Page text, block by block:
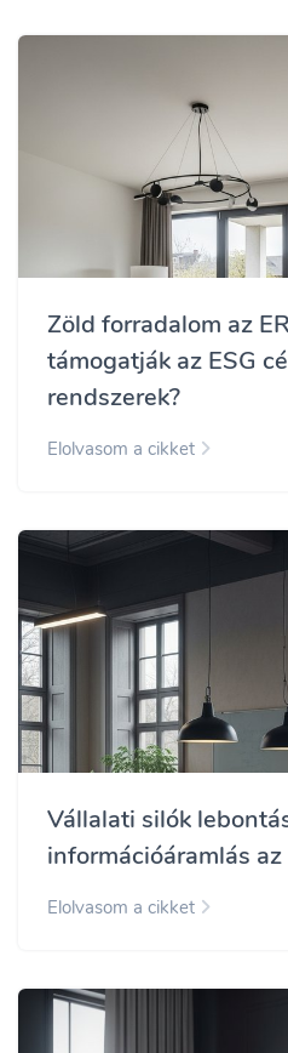
Zöld forradalom az
támogatják az ESG
rendszerek?
Elolvasom a cikket
Vállalati silók
információáramlás az
Elolvasom a cikket